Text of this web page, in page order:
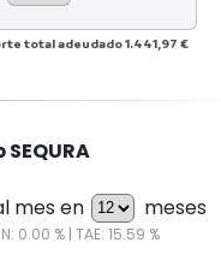
total adeudado1.441,97 €